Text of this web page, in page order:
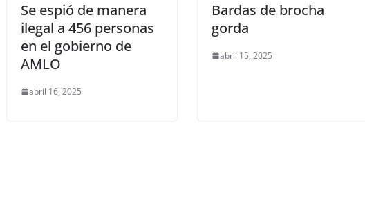
Se espió de manera
ilegal a 456 personas
en el gobierno de
AMLO
abril 16, 2025
Bardas de brocha
gorda
abril 15, 2025